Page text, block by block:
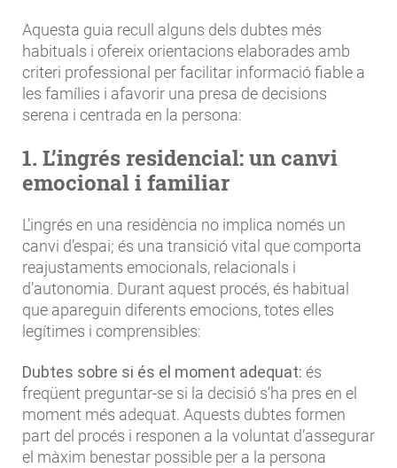
Aquesta guia recull alguns dels dubtes més
habituals i ofereix orientacions elaborades amb
criteri professional per facilitar informació fiable a
les famílies i afavorir una presa de decisions
serena i centrada en la persona:
1. L’ingrés residencial: un canvi
emocional i familiar
L’ingrés en una residència no implica només un
canvi d’espai; és una transició vital que comporta
reajustaments emocionals, relacionals i
d’autonomia. Durant aquest procés, és habitual
que apareguin diferents emocions, totes elles
legítimes i comprensibles:
Dubtes sobre si és el moment adequat: és
freqüent preguntar-se si la decisió s’ha pres en el
moment més adequat. Aquests dubtes formen
part del procés i responen a la voluntat d’assegurar
el màxim benestar possible per a la persona